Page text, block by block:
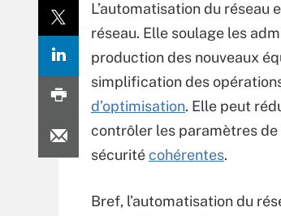
L’automatisation du réseau
réseau. Elle soulage les
production des nouveaux
simplification des
d’optimisation. Elle peut
contrôler les paramètres
sécuritécohérentes.
Bref, l’automatisation du